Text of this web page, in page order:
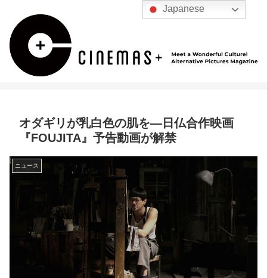
オダギリが乳白色の肌を―日仏合作映画
『FOUJITA』予告動画が解禁
ニュース
Japanese